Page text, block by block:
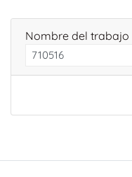
Nombre del trabajo